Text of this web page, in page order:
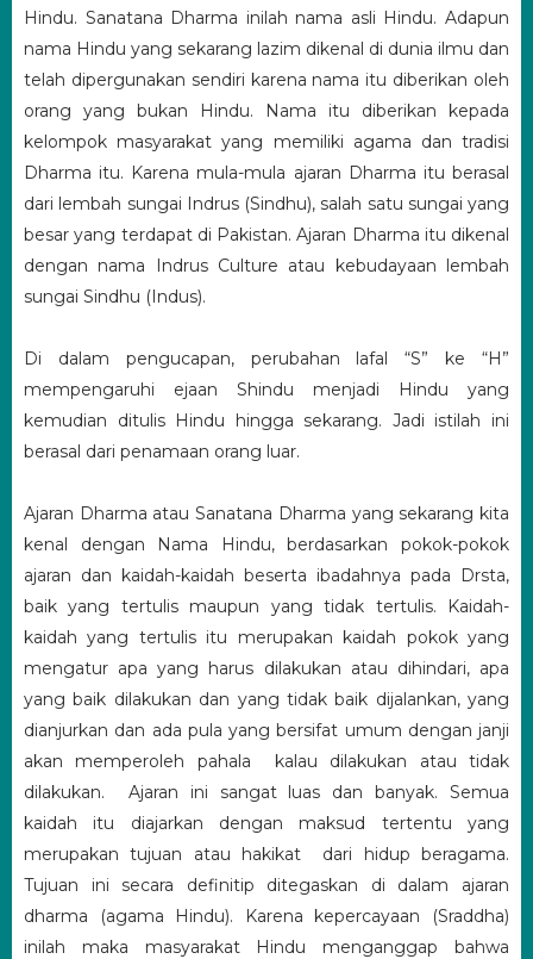
Hindu. Sanatana Dharma inilah nama asli Hindu. Adapun
nama Hindu yang sekarang lazim dikenal di dunia ilmu dan
telah dipergunakan sendiri karena nama itu diberikan oleh
orang yang bukan Hindu. Nama itu diberikan kepada
kelompok masyarakat yang memiliki agama dan tradisi
Dharma itu. Karena mula-mula ajaran Dharma itu berasal
dari lembah sungai Indrus (Sindhu), salah satu sungai yang
besar yang terdapat di Pakistan. Ajaran Dharma itu dikenal
dengan nama Indrus Culture atau kebudayaan lembah
sungai Sindhu (Indus).
Di dalam pengucapan, perubahan lafal “S” ke “H”
mempengaruhi ejaan Shindu menjadi Hindu yang
kemudian ditulis Hindu hingga sekarang. Jadi istilah ini
berasal dari penamaan orang luar.
Ajaran Dharma atau Sanatana Dharma yang sekarang kita
kenal dengan Nama Hindu, berdasarkan pokok-pokok
ajaran dan kaidah-kaidah beserta ibadahnya pada Drsta,
baik yang tertulis maupun yang tidak tertulis. Kaidah-
kaidah yang tertulis itu merupakan kaidah pokok yang
mengatur apa yang harus dilakukan atau dihindari, apa
yang baik dilakukan dan yang tidak baik dijalankan, yang
dianjurkan dan ada pula yang bersifat umum dengan janji
akan memperoleh pahala kalau dilakukan atau tidak
dilakukan. Ajaran ini sangat luas dan banyak. Semua
kaidah itu diajarkan dengan maksud tertentu yang
merupakan tujuan atau hakikat dari hidup beragama.
Tujuan ini secara definitip ditegaskan di dalam ajaran
dharma (agama Hindu). Karena kepercayaan (Sraddha)
inilah maka masyarakat Hindu menganggap bahwa